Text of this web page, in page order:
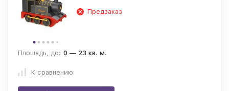
Предзаказ
Площадь, до: 0 — 23 кв. м.
К сравнению